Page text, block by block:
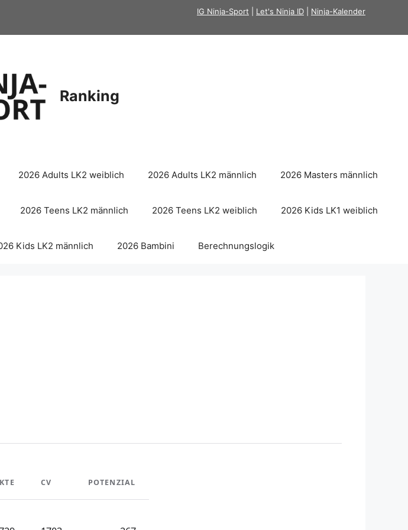
IG Ninja-Sport Let's Ninja ID Ninja-Kalender
Ranking
2026 Adults LK2 weiblich 2026 Adults LK2 männlich 2026 Masters männlich
2026 Teens LK2 männlich 2026 Teens LK2 weiblich 2026 Kids LK1 weiblich
Kids LK2 männlich 2026 Bambini Berechnungslogik
CV POTENZIAL